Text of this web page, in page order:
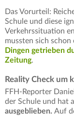
Das Vorurteil:
Schule und diese
Verkehrssituation
mussten sich
Dingen getrieben
Zeitung.
Reality Check um
FFH-Reporter
der Schule und hat
ausgeblieben. Auf